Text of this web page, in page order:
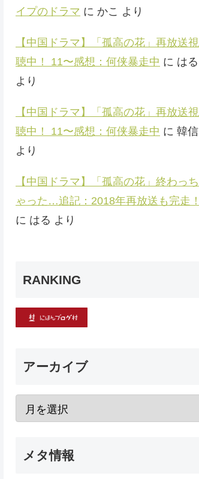
イプのドラマ に かこ より
【中国ドラマ】「孤高の花」再放送視
聴中！ 11〜感想：何侠暴走中 に はる
より
【中国ドラマ】「孤高の花」再放送視
聴中！ 11〜感想：何侠暴走中 に 韓信
より
【中国ドラマ】「孤高の花」終わっち
ゃった…追記：2018年再放送も完走！
に はる より
RANKING
アーカイブ
メタ情報